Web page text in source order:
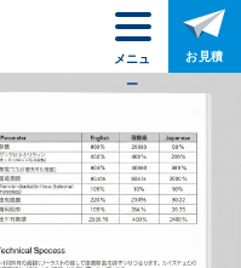
メニュ
ー
お見積